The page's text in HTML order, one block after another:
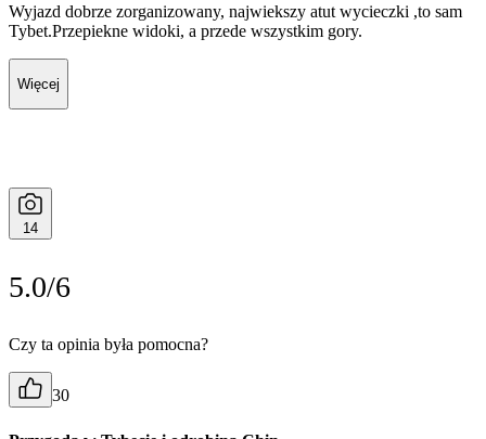
Wyjazd dobrze zorganizowany, najwiekszy atut wycieczki ,to sam
Tybet.Przepiekne widoki, a przede wszystkim gory.
Więcej
14
5.0/6
Czy ta opinia była pomocna?
30